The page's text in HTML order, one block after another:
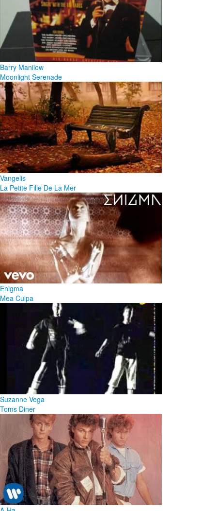
Barry Manilow
Moonlight Serenade
Vangelis
La Petite Fille De La Mer
Enigma
Mea Culpa
Suzanne Vega
Toms Diner